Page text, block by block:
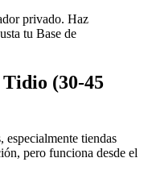
privado. Haz
tu Base de
(30-45
especialmente tiendas
pero funciona desde el